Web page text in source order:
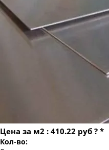
Лист х/к
Лист х/к
Лист х/к
Лист х/к
Лист х/к
Цена за м2 : 410.22 руб ? *
Кол-во: